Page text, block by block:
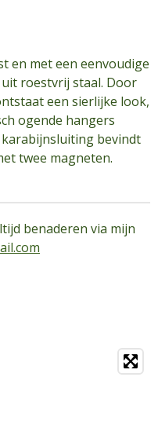
en met een eenvoudige
roestvrij staal. Door
een sierlijke look,
ogende hangers
bevindt
twee magneten.
benaderen via mijn